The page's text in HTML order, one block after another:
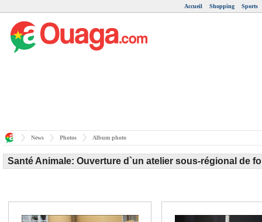
Accueil Shopping Sports
News Photos Album photo
Santé Animale: Ouverture d`un atelier sous-régional de